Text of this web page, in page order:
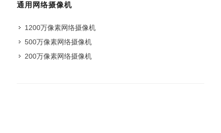
通用网络摄像机
1200万像素网络摄像机
500万像素网络摄像机
200万像素网络摄像机